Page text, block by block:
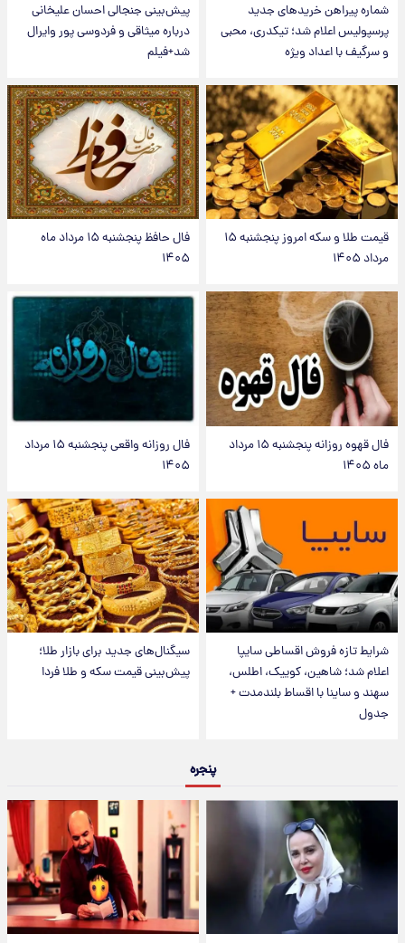
شماره پیراهن خریدهای جدید
پرسپولیس اعلام شد؛ تیکدری، محبی
و سرگیف با اعداد ویژه
پیش‌بینی جنجالی احسان علیخانی
درباره میثاقی و فردوسی پور وایرال
شد+فیلم
قیمت طلا و سکه امروز پنجشنبه ۱۵
مرداد ۱۴۰۵
فال حافظ پنجشنبه ۱۵ مرداد ماه
۱۴۰۵
فال قهوه روزانه پنجشنبه ۱۵ مرداد
ماه ۱۴۰۵
فال روزانه واقعی پنجشنبه ۱۵ مرداد
۱۴۰۵
شرایط تازه فروش اقساطی سایپا
اعلام شد؛ شاهین، کوییک، اطلس،
سهند و ساینا با اقساط بلندمدت +
جدول
سیگنال‌های جدید برای بازار طلا؛
پیش‌بینی قیمت سکه و طلا فردا
پنجره